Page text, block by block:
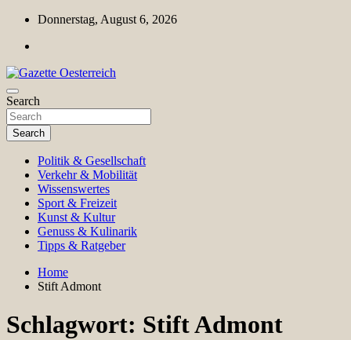
Skip
content
Donnerstag, August 6, 2026
Gazette Oesterreich
Magazin für Freizeit, Politik, Kultur & Wissenschaft
Search
Search
Politik & Gesellschaft
Verkehr & Mobilität
Wissenswertes
Sport & Freizeit
Kunst & Kultur
Genuss & Kulinarik
Tipps & Ratgeber
Home
Stift Admont
Schlagwort: Stift Admont